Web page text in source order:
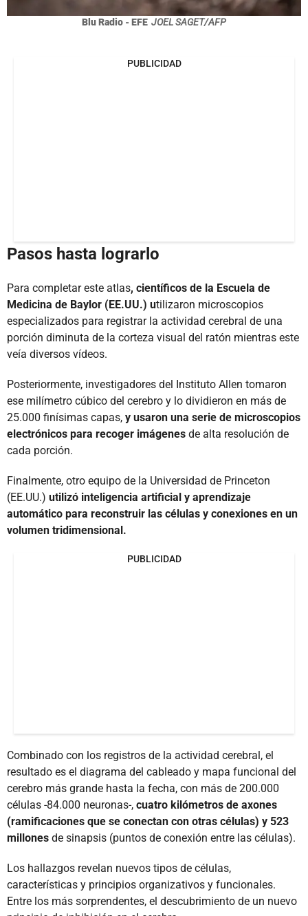
Blu Radio - EFE JOEL SAGET/AFP
PUBLICIDAD
Pasos hasta lograrlo
Para completar este atlas, científicos de la Escuela de
Medicina de Baylor (EE.UU.) utilizaron microscopios
especializados para registrar la actividad cerebral de una
porción diminuta de la corteza visual del ratón mientras este
veía diversos vídeos.
Posteriormente, investigadores del Instituto Allen tomaron
ese milímetro cúbico del cerebro y lo dividieron en más de
25.000 finísimas capas, y usaron una serie de microscopios
electrónicos para recoger imágenes de alta resolución de
cada porción.
Finalmente, otro equipo de la Universidad de Princeton
(EE.UU.) utilizó inteligencia artificial y aprendizaje
automático para reconstruir las células y conexiones en un
volumen tridimensional.
PUBLICIDAD
Combinado con los registros de la actividad cerebral, el
resultado es el diagrama del cableado y mapa funcional del
cerebro más grande hasta la fecha, con más de 200.000
células -84.000 neuronas-, cuatro kilómetros de axones
(ramificaciones que se conectan con otras células) y 523
millones de sinapsis (puntos de conexión entre las células).
Los hallazgos revelan nuevos tipos de células,
características y principios organizativos y funcionales.
Entre los más sorprendentes, el descubrimiento de un nuevo